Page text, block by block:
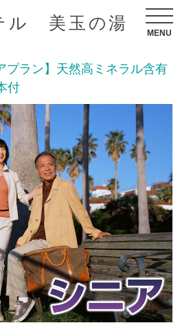
ル 美玉の湯
MENU
プラン】天然高ミネラル含有
付